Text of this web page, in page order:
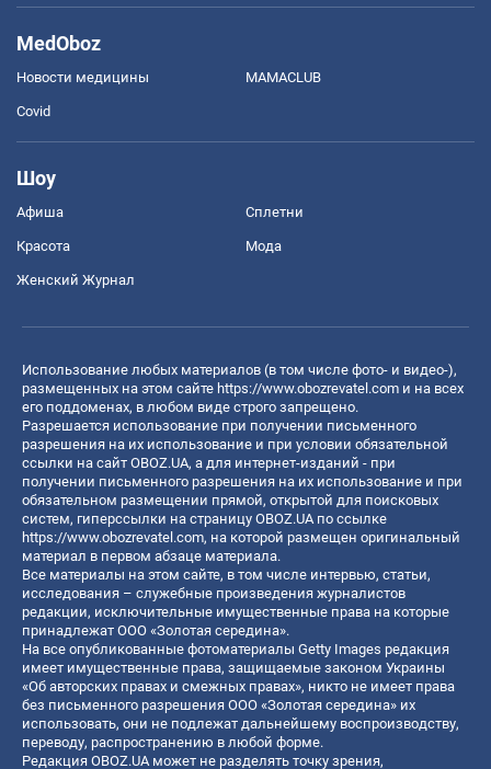
MedOboz
Новости медицины MAMACLUB
Covid
Шоу
Афиша Сплетни
Красота Мода
Женский Журнал
Использование любых материалов (в том числе фото- и видео-),
размещенных на этом сайте https://www.obozrevatel.com и на всех
его поддоменах, в любом виде строго запрещено.
Разрешается использование при получении письменного
разрешения на их использование и при условии обязательной
ссылки на сайт OBOZ.UA, а для интернет-изданий - при
получении письменного разрешения на их использование и при
обязательном размещении прямой, открытой для поисковых
систем, гиперссылки на страницу OBOZ.UA по ссылке
https://www.obozrevatel.com, на которой размещен оригинальный
материал в первом абзаце материала.
Все материалы на этом сайте, в том числе интервью, статьи,
исследования – служебные произведения журналистов
редакции, исключительные имущественные права на которые
принадлежат ООО «Золотая середина».
На все опубликованные фотоматериалы Getty Images редакция
имеет имущественные права, защищаемые законом Украины
«Об авторских правах и смежных правах», никто не имеет права
без письменного разрешения ООО «Золотая середина» их
использовать, они не подлежат дальнейшему воспроизводству,
переводу, распространению в любой форме.
Редакция OBOZ.UA может не разделять точку зрения,